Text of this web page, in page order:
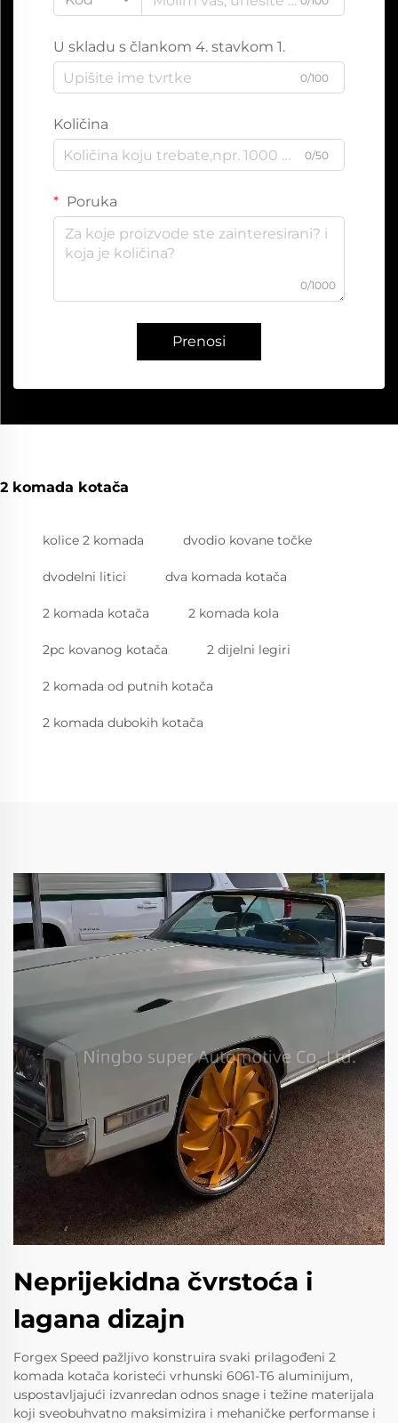
U skladu s člankom 4. stavkom 1.
0/100
Količina
0/50
Poruka
0/1000
Prenosi
2 komada kotača
kolice 2 komada dvodio kovane točke
dvodelni litici dva komada kotača
2 komada kotača 2 komada kola
2pc kovanog kotača 2 dijelni legiri
2 komada od putnih kotača
2 komada dubokih kotača
Neprijekidna čvrstoća i
lagana dizajn
Forgex Speed pažljivo konstruira svaki prilagođeni 2
komada kotača koristeći vrhunski 6061-T6 aluminijum,
uspostavljajući izvanredan odnos snage i težine materijala
koji sveobuhvatno maksimizira i mehaničke performanse i